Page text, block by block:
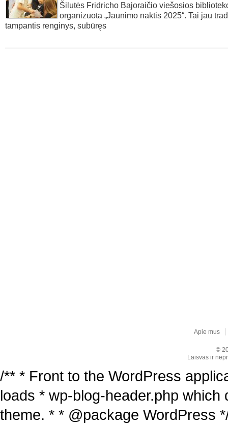
Šilutės Fridricho Bajoraičio viešosios
organizuota „Jaunimo naktis 2025“. Tai jau
tampantis renginys, subūręs
Apie mus
©
Laisvas ir
/** * Front to the WordPress
loads * wp-blog-header.php
theme. * * @package WordPress